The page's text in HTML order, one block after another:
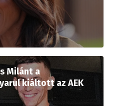
Milánt a
kiáltott az AEK